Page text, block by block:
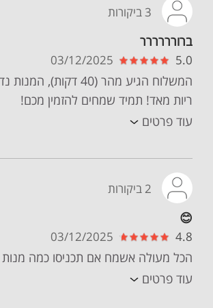
3 ביקורות
ברורררררר
5.0
03/12/2025
המשלוח הגיע מהר (40
ריות מאד! תמיד שמחים להזמין מכם!
עוד פרטים
2 ביקורות
😊
4.8
03/12/2025
הכל מעולה אשמח אם תכניסו כמה מנות
עוד פרטים